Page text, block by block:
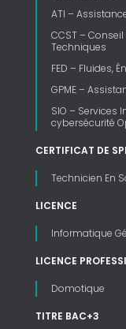
ATI –
CCST –
Techniques
FED – Fluides,
GPME –
SIO – Services
cybersécurité
CERTIFICAT DE
Technicien En
LICENCE
Informatique
LICENCE
Domotique
TITRE BAC+3